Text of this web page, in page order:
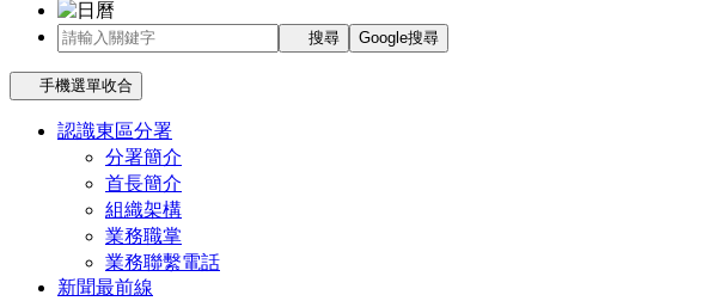
搜尋 Google搜尋
手機選單收合
認識東區分署
分署簡介
首長簡介
組織架構
業務職掌
業務聯繫電話
新聞最前線